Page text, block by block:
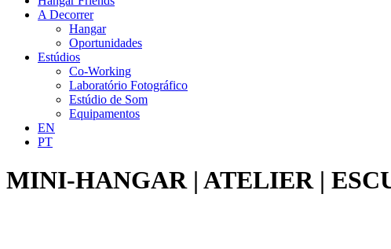
A Decorrer
Hangar
Oportunidades
Estúdios
Co-Working
Laboratório Fotográfico
Estúdio de Som
Equipamentos
EN
PT
MINI-HANGAR | ATELIER |